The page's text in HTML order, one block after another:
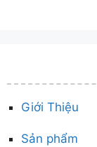
Giới Thiệu
Sản phẩm